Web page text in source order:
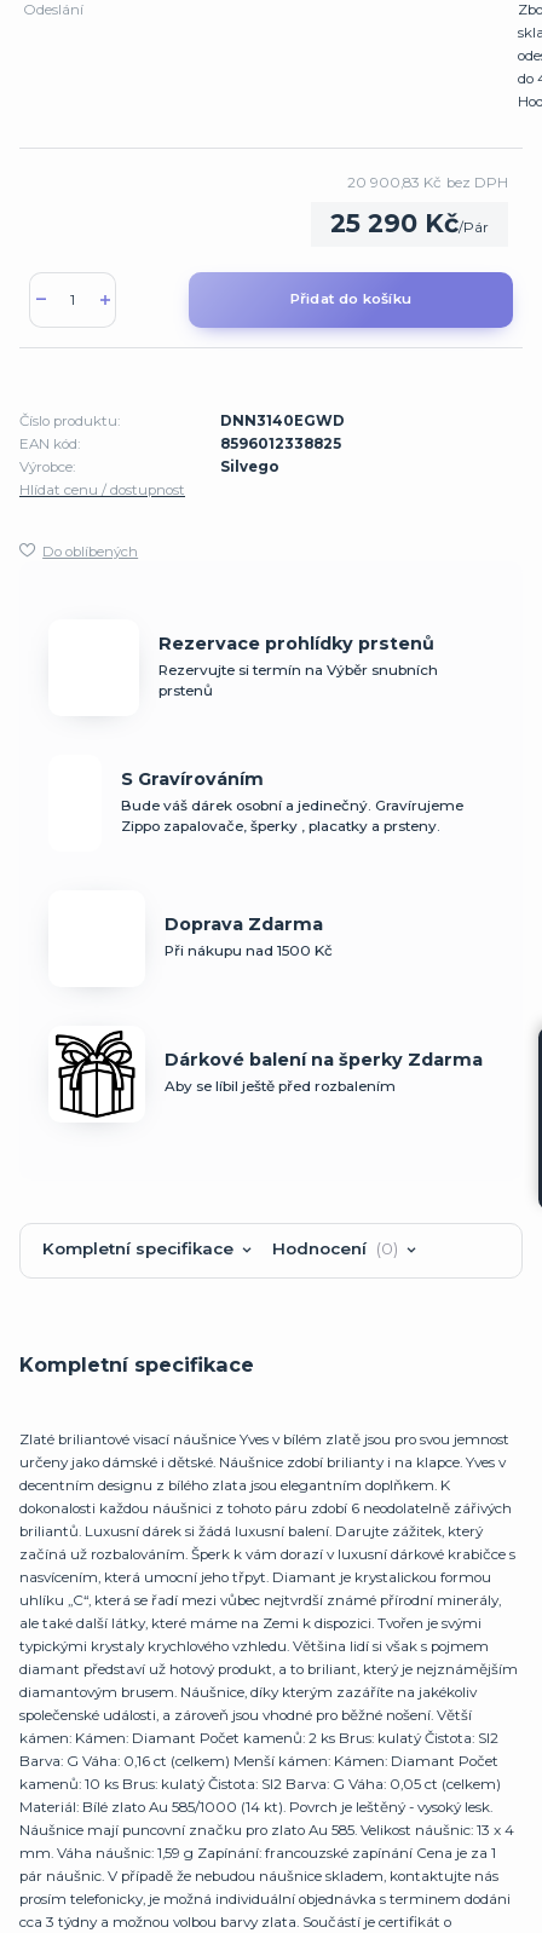
Odeslání
do
25 290 Kč/Pár
20 900,83 Kč bez DPH
Přidat do košíku
Číslo produktu:
DNN3140EGWD
EAN kód:
8596012338825
Výrobce:
Silvego
Hlídat cenu / dostupnost
Do oblíbených
Rezervace prohlídky prstenů
Rezervujte si termín na Výběr snubních
prstenů
S Gravírováním
Bude váš dárek osobní a jedinečný. Gravírujeme
Zippo zapalovače, šperky , placatky a prsteny.
Doprava Zdarma
Při nákupu nad 1500 Kč
Dárkové balení na šperky Zdarma
Aby se líbil ještě před rozbalením
Kompletní specifikace Hodnocení 0
Kompletní specifikace
Zlaté briliantové visací náušnice Yves v bílém zlatě jsou pro svou jemnost
určeny jako dámské i dětské. Náušnice zdobí brilianty i na klapce. Yves v
decentním designu z bílého zlata jsou elegantním doplňkem. K
dokonalosti každou náušnici z tohoto páru zdobí 6 neodolatelně zářivých
briliantů. Luxusní dárek si žádá luxusní balení. Darujte zážitek, který
začíná už rozbalováním. Šperk k vám dorazí v luxusní dárkové krabičce s
nasvícením, která umocní jeho třpyt. Diamant je krystalickou formou
uhlíku „C“, která se řadí mezi vůbec nejtvrdší známé přírodní minerály,
ale také další látky, které máme na Zemi k dispozici. Tvořen je svými
typickými krystaly krychlového vzhledu. Většina lidí si však s pojmem
diamant představí už hotový produkt, a to briliant, který je nejznámějším
diamantovým brusem. Náušnice, díky kterým zazáříte na jakékoliv
společenské události, a zároveň jsou vhodné pro běžné nošení. Větší
kámen: Kámen: Diamant Počet kamenů: 2 ks Brus: kulatý Čistota: SI2
Barva: G Váha: 0,16 ct (celkem) Menší kámen: Kámen: Diamant Počet
kamenů: 10 ks Brus: kulatý Čistota: SI2 Barva: G Váha: 0,05 ct (celkem)
Materiál: Bílé zlato Au 585/1000 (14 kt). Povrch je leštěný - vysoký lesk.
Náušnice mají puncovní značku pro zlato Au 585. Velikost náušnic: 13 x 4
mm. Váha náušnic: 1,59 g Zapínání: francouzské zapínání Cena je za 1
pár náušnic. V případě že nebudou náušnice skladem, kontaktujte nás
prosím telefonicky, je možná individuální objednávka s terminem dodáni
cca 3 týdny a možnou volbou barvy zlata. Součástí je certifikát o